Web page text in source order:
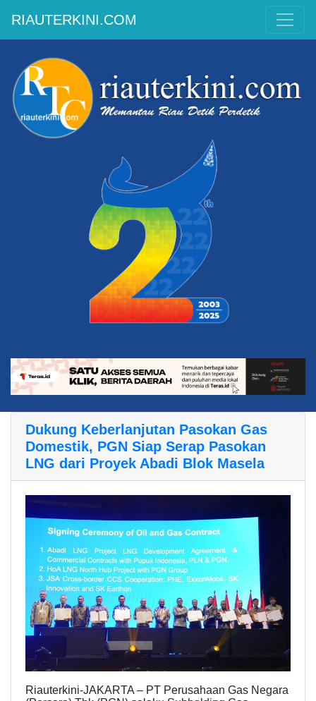
RIAUTERKINI.COM
Dukung Keberlanjutan Pasokan Gas
Domestik, PGN Siap Serap Pasokan
LNG dari Proyek Abadi Blok Masela
Riauterkini-JAKARTA – PT Perusahaan Gas Negara